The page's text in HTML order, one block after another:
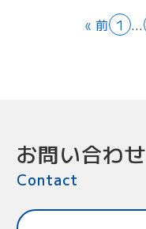
« 前 1 …
お問い合わせ
Contact